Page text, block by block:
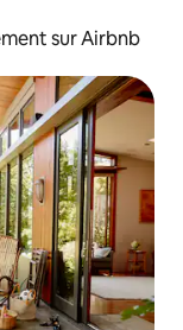
sur Airbnb